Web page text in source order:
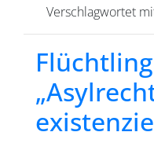
Verschlagwortet